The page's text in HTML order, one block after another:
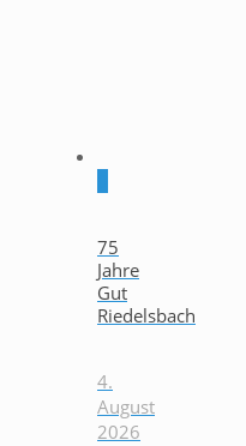
75
Jahre
Gut
Riedelsbach
4.
August
2026